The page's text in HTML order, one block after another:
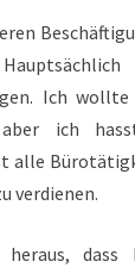
Ich
ich
verdienen.
dass